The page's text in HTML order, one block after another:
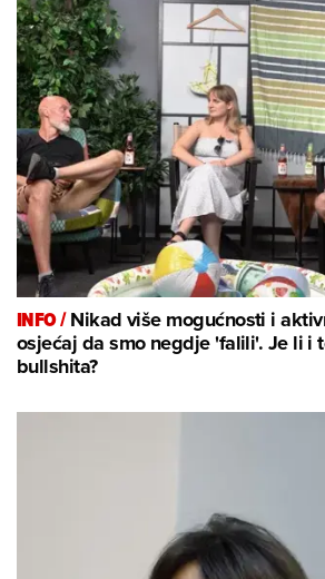
INFO /Nikad više mogućnosti i
osjećaj da smo negdje 'falili'. Je li i
bullshita?